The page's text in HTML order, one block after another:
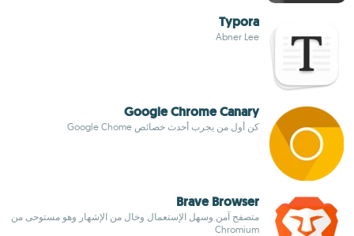
Typora
Abner Lee
Google Chrome Canary
كن أول من يجرب أحدث خصائص Google Chome
Brave Browser
متصفح آمن وسهل الإستعمال وخال من الإشهار وهو مستوحى من
Chromium